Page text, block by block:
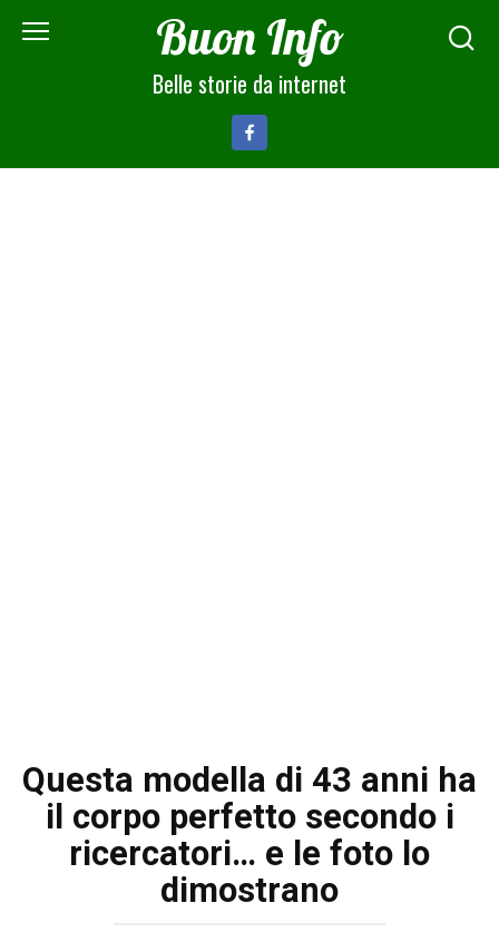
Buon Info
Belle storie da internet
Questa modella di 43 anni ha
il corpo perfetto secondo i
ricercatori… e le foto lo
dimostrano